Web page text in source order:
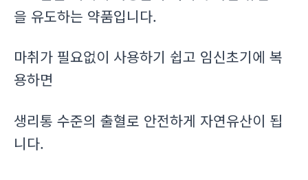
을 유도하는 약품입니다.
마취가 필요없이 사용하기 쉽고 임신초기에 복
용하면
생리통 수준의 출혈로 안전하게 자연유산이 됩
니다.